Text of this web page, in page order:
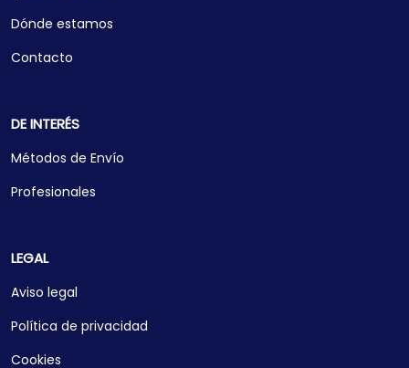
Dónde estamos
Contacto
DE INTERÉS
Métodos de Envío
Profesionales
LEGAL
Aviso legal
Política de privacidad
Cookies